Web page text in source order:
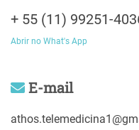
+ 55 (11) 99251-
Abrir no What's App
E-mail